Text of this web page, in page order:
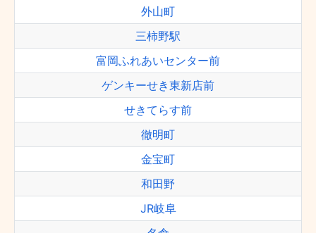
外山町
三柿野駅
富岡ふれあいセンター前
ゲンキーせき東新店前
せきてらす前
徹明町
金宝町
和田野
JR岐阜